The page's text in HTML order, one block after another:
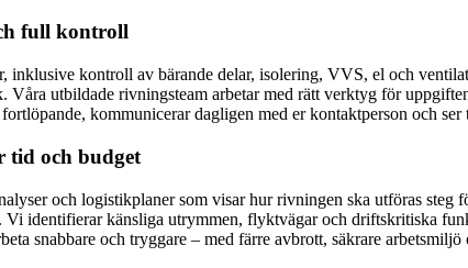
full kontroll
inklusive kontroll av bärande delar, isolering, VVS, el och
utbildade rivningsteam arbetar med rätt verktyg för
kommunicerar dagligen med er kontaktperson och
tid och budget
och logistikplaner som visar hur rivningen ska utföras
identifierar känsliga utrymmen, flyktvägar och driftskritiska
snabbare och tryggare – med färre avbrott, säkrare arbetsmiljö